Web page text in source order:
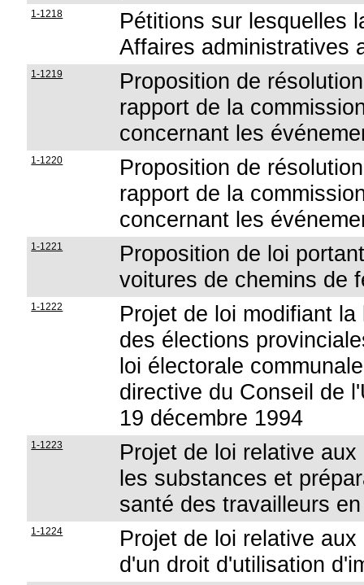
1-1218
Pétitions sur lesquelles
Affaires administratives
1-1219
Proposition de
rapport de la
concernant les
1-1220
Proposition de
rapport de la
concernant les
1-1221
Proposition de loi
voitures de chemins de
1-1222
Projet de loi modifiant
des élections
loi électorale
directive du Conseil de
19 décembre 1994
1-1223
Projet de loi relative
les substances et
santé des travailleurs
1-1224
Projet de loi relative
d'un droit d'utilisation